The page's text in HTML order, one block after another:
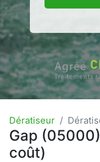
Dératiseur
Gap
coût)